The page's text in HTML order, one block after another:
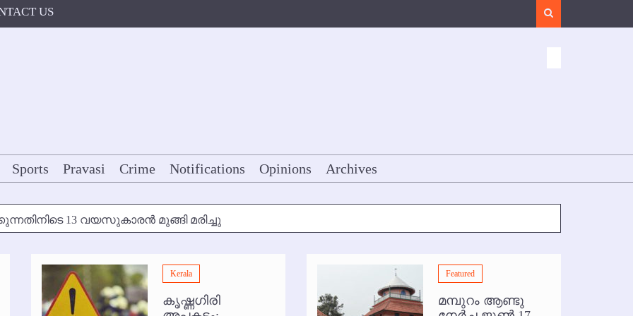
US
Sports Pravasi Crime Notifications Opinions Archives
13 വയസുകാരന്‍ മുങ്ങി മരിച്ചു
മുതല്‍
ഇല്ല
Kerala
കൃഷ്ണഗിരി
Featured
മമ്പുറം ആണ്ടു